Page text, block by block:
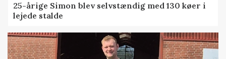
25-årige Simon blev selvstændig med 130 køer i
lejede stalde